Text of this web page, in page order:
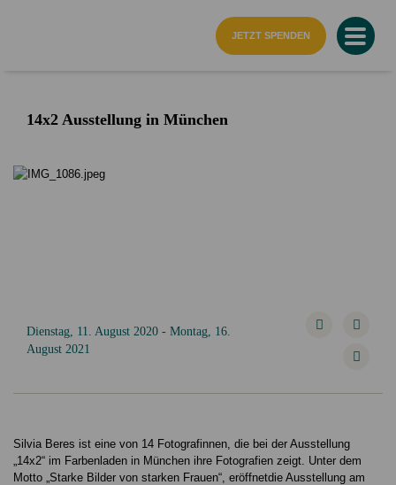
JETZT SPENDEN
14x2 Ausstellung in München
Dienstag, 11. August 2020 - Montag, 16.
August 2021
Silvia Beres ist eine von 14 Fotografinnen, die bei der Ausstellung
„14x2“ im Farbenladen in München ihre Fotografien zeigt. Unter dem
Motto „Starke Bilder von starken Frauen“, eröffnetdie Ausstellung am